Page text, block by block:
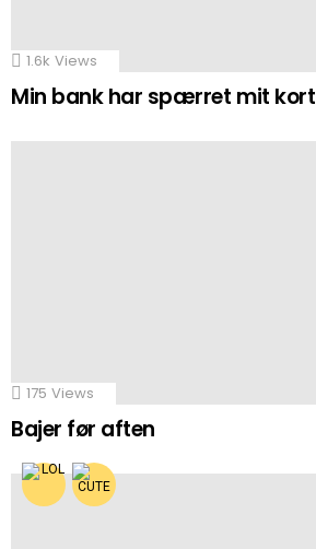
1.6k Views
Min bank har spærret mit kort
175 Views
Bajer før aften